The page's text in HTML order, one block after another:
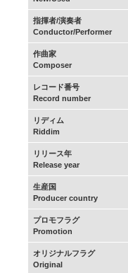
指揮者/演奏者
Conductor/Performer
作曲家
Composer
レコード番号
Record number
リディム
Riddim
リリース年
Release year
生産国
Producer country
プロモフラグ
Promotion
オリジナルフラグ
Original